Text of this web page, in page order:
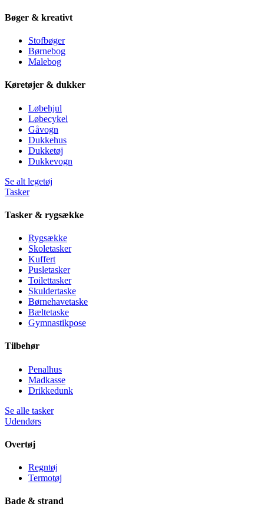
Bøger & kreativt
Stofbøger
Børnebog
Malebog
Køretøjer & dukker
Løbehjul
Løbecykel
Gåvogn
Dukkehus
Dukketøj
Dukkevogn
Se alt legetøj
Tasker
Tasker & rygsække
Rygsække
Skoletasker
Kuffert
Pusletasker
Toilettasker
Skuldertaske
Børnehavetaske
Bæltetaske
Gymnastikpose
Tilbehør
Penalhus
Madkasse
Drikkedunk
Se alle tasker
Udendørs
Overtøj
Regntøj
Termotøj
Bade & strand